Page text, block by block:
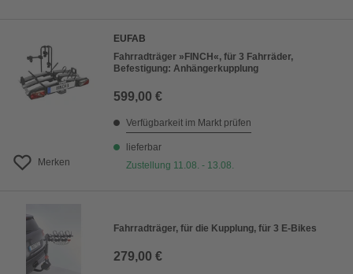
Merken
EUFAB
Fahrradträger »FINCH«, für 3 Fahrräder,
Befestigung: Anhängerkupplung
599,00 €
Verfügbarkeit im Markt prüfen
lieferbar
Zustellung 11.08. - 13.08.
Fahrradträger, für die Kupplung, für 3 E-Bikes
279,00 €